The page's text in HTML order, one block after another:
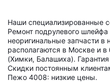
Наши специализированные
Ремонт подрулевого
неоригинальные запчасти в
располагаются в Москве и
(Химки, Балашиха).
Скидки постоянным
Пежо 4008: низкие цены.